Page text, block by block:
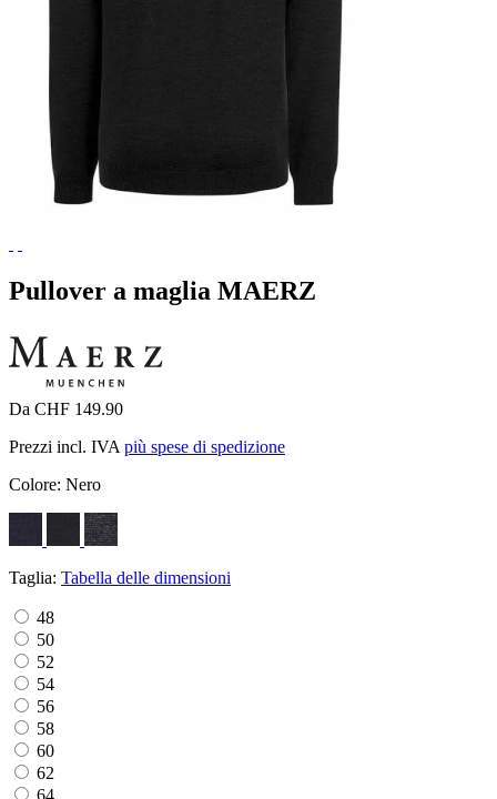
Pullover a maglia MAERZ
Da CHF 149.90
Prezzi incl. IVA più spese di spedizione
Colore: Nero
Taglia: Tabella delle dimensioni
48
50
52
54
56
58
60
62
64